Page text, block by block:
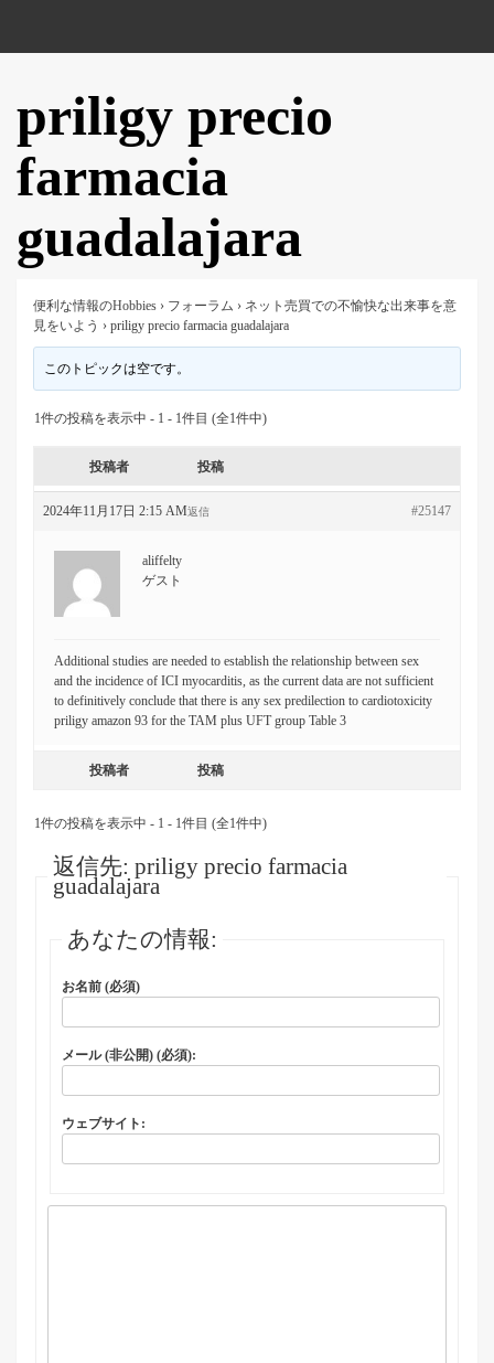
priligy precio
farmacia
guadalajara
便利な情報のHobbies › フォーラム › ネット売買での不愉快な出来事を意
見をいよう › priligy precio farmacia guadalajara
このトピックは空です。
1件の投稿を表示中 - 1 - 1件目 (全1件中)
投稿者 投稿
2024年11月17日 2:15 AM #25147
返信
aliffelty
ゲスト
Additional studies are needed to establish the relationship between sex
and the incidence of ICI myocarditis, as the current data are not sufficient
to definitively conclude that there is any sex predilection to cardiotoxicity
priligy amazon 93 for the TAM plus UFT group Table 3
投稿者 投稿
1件の投稿を表示中 - 1 - 1件目 (全1件中)
返信先: priligy precio farmacia
guadalajara
あなたの情報:
お名前 (必須)
メール (非公開) (必須):
ウェブサイト: